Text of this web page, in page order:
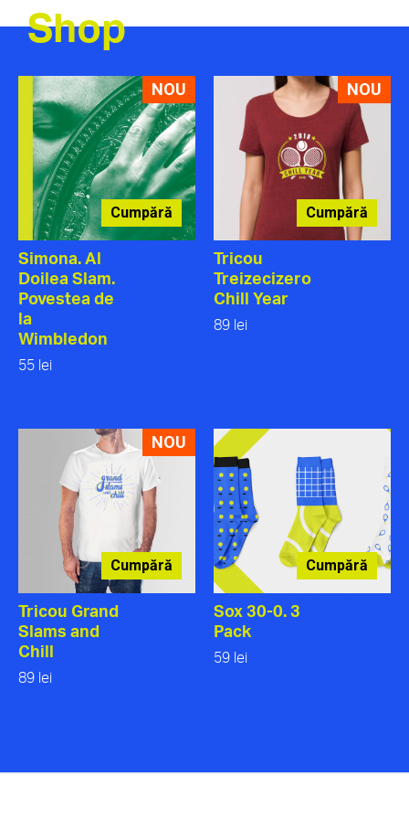
Shop
NOU
Cumpără
Simona. Al
Doilea Slam.
Povestea de
la
Wimbledon
55 lei
NOU
Cumpără
Tricou
Treizecizero
Chill Year
89 lei
NOU
Cumpără
Tricou Grand
Slams and
Chill
89 lei
Cumpără
Sox 30-0. 3
Pack
59 lei